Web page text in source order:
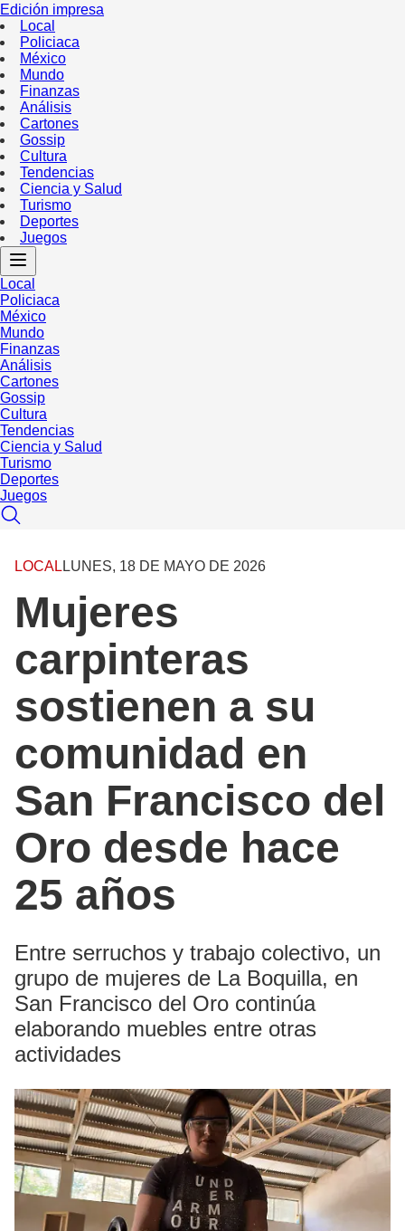
Edición impresa
Local
Policiaca
México
Mundo
Finanzas
Análisis
Cartones
Gossip
Cultura
Tendencias
Ciencia y Salud
Turismo
Deportes
Juegos
Local
Policiaca
México
Mundo
Finanzas
Análisis
Cartones
Gossip
Cultura
Tendencias
Ciencia y Salud
Turismo
Deportes
Juegos
LOCAL LUNES, 18 DE MAYO DE 2026
Mujeres
carpinteras
sostienen a su
comunidad en
San Francisco del
Oro desde hace
25 años
Entre serruchos y trabajo colectivo, un
grupo de mujeres de La Boquilla, en
San Francisco del Oro continúa
elaborando muebles entre otras
actividades